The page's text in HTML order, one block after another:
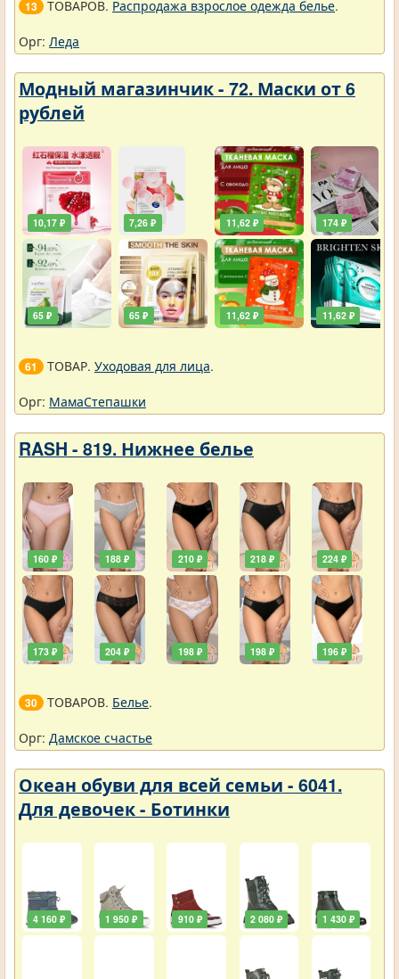
13 ТОВАРОВ. Распродажа взрослое одежда белье.
Орг: Леда
Модный магазинчик - 72. Маски от 6
рублей
10,17 ₽
65 ₽
7,26 ₽
65 ₽
11,62 ₽
11,62 ₽
174 ₽
11,62 ₽
61 ТОВАР. Уходовая для лица.
Орг: МамаСтепашки
RASH - 819. Нижнее белье
160 ₽
173 ₽
188 ₽
204 ₽
210 ₽
198 ₽
218 ₽
198 ₽
224 ₽
196 ₽
30 ТОВАРОВ. Белье.
Орг: Дамское счастье
Океан обуви для всей семьи - 6041.
Для девочек - Ботинки
4 160 ₽ 1 950 ₽ 910 ₽ 2 080 ₽ 1 430 ₽